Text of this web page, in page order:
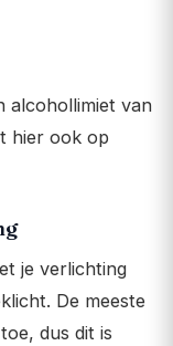
alcohollimiet van
hier ook op
je verlichting
De meeste
dus dit is